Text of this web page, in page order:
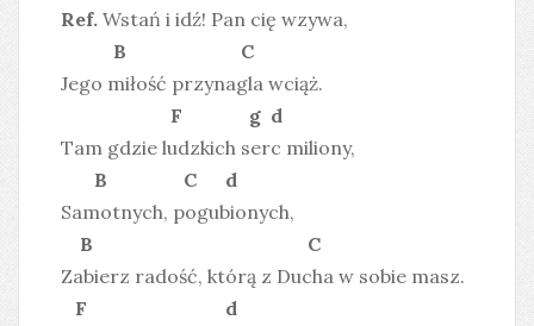
Ref. Wstań i idź! Pan cię wzywa,
B C
Jego miłość przynagla wciąż.
F g d
Tam gdzie ludzkich serc miliony,
B C d
Samotnych, pogubionych,
B C
Zabierz radość, którą z Ducha w sobie masz.
F d